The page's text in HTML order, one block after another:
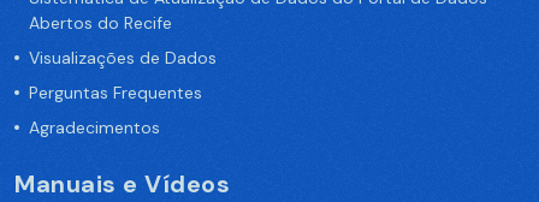
Abertos do Recife
Visualizações de Dados
Perguntas Frequentes
Agradecimentos
Manuais e Vídeos